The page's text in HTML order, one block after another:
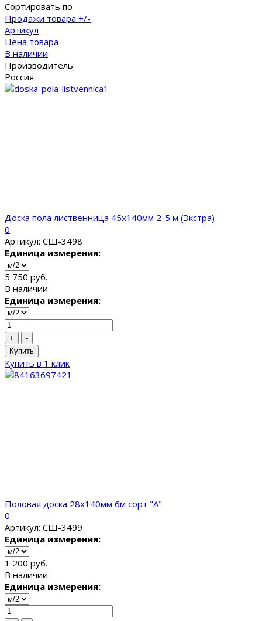
Сортировать по
Продажи товара +/-
Артикул
Цена товара
В наличии
Производитель:
Россия
Доска пола лиственница 45х140мм 2-5 м (Экстра)
0
Артикул: СШ-3498
Единица измерения:
5 750 руб.
В наличии
Единица измерения:
+
-
Купить
Купить в 1 клик
Половая доска 28x140мм 6м сорт "A"
0
Артикул: СШ-3499
Единица измерения:
1 200 руб.
В наличии
Единица измерения: